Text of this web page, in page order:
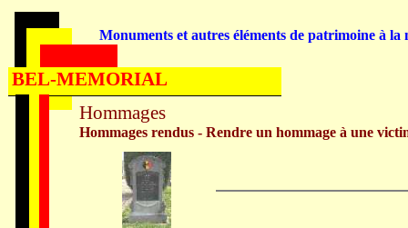
Hommages
Hommages rendus - Rendre un hommage à une
Monuments et autres éléments de patrimoine à la
BEL-MEMORIAL